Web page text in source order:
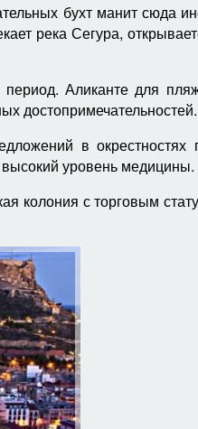
бухт манит сюда
река Сегура,
Аликанте для
достопримечательностей.
в окрестностях
уровень медицины.
колония с торговым